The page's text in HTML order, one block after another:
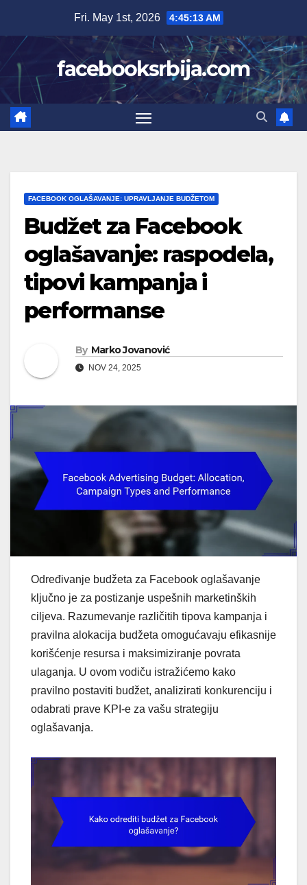
content
Fri. May 1st, 2026 4:45:15 AM
facebooksrbija.com
FACEBOOK OGLAŠAVANJE: UPRAVLJANJE BUDŽETOM
Budžet za Facebook
oglašavanje: raspodela,
tipovi kampanja i
performanse
By Marko Jovanović
NOV 24, 2025
Određivanje budžeta za Facebook oglašavanje
ključno je za postizanje uspešnih marketinških
ciljeva. Razumevanje različitih tipova kampanja i
pravilna alokacija budžeta omogućavaju efikasnije
korišćenje resursa i maksimiziranje povrata
ulaganja. U ovom vodiču istražićemo kako
pravilno postaviti budžet, analizirati konkurenciju i
odabrati prave KPI-e za vašu strategiju
oglašavanja.